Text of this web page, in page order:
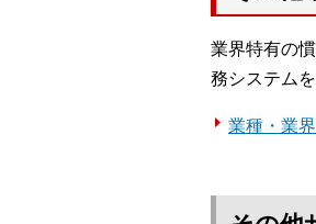
業界特有の
務システム
業種・業